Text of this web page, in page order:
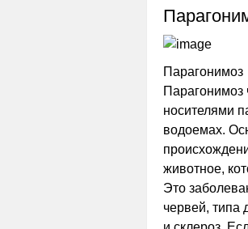
Парагонимоз
Парагонимоз
носителями
водоемах.
животное,
Это
червей, типа